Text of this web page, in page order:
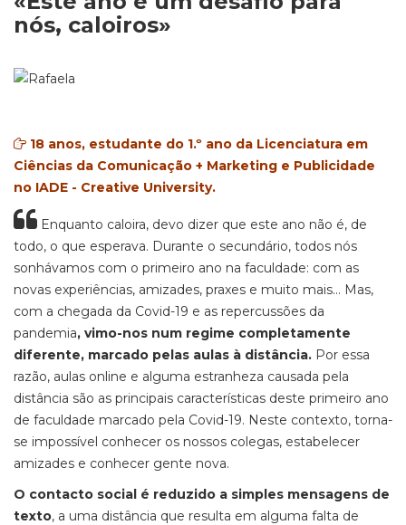
nós, caloiros»
18 anos, estudante do 1.º ano da Licenciatura em
Ciências da Comunicação + Marketing e Publicidade
no IADE - Creative University.
Enquanto caloira, devo dizer que este ano não é, de
todo, o que esperava. Durante o secundário, todos nós
sonhávamos com o primeiro ano na faculdade: com as
novas experiências, amizades, praxes e muito mais... Mas,
com a chegada da Covid-19 e as repercussões da
pandemia, vimo-nos num regime completamente
diferente, marcado pelas aulas à distância. Por essa
razão, aulas online e alguma estranheza causada pela
distância são as principais características deste primeiro ano
de faculdade marcado pela Covid-19. Neste contexto, torna-
se impossível conhecer os nossos colegas, estabelecer
amizades e conhecer gente nova.
O contacto social é reduzido a simples mensagens de
texto, a uma distância que resulta em alguma falta de